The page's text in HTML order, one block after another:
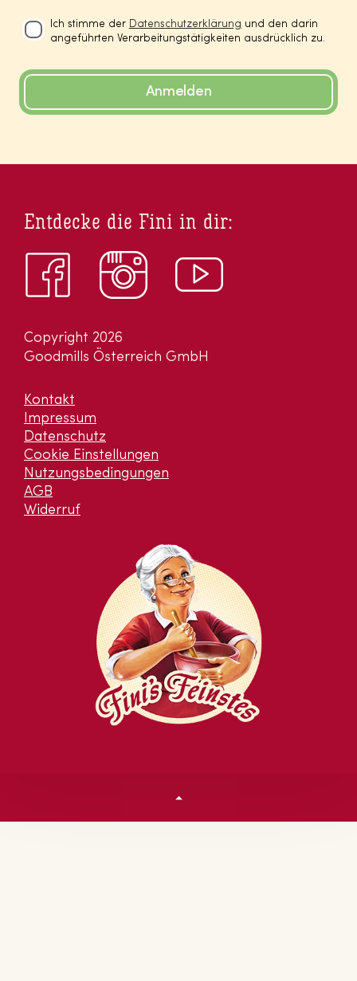
Ich stimme der Datenschutzerklärung und den darin
angeführten Verarbeitungstätigkeiten ausdrücklich zu.
Anmelden
Copyright 2026
Goodmills Österreich GmbH
Kontakt
Impressum
Datenschutz
Cookie Einstellungen
Nutzungsbedingungen
AGB
Widerruf
Entdecke die Fini in dir: